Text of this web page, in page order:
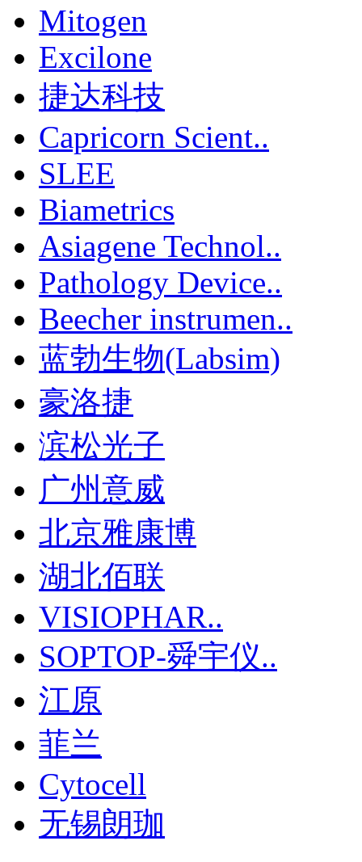
Mitogen
Excilone
捷达科技
Capricorn Scient..
SLEE
Biametrics
Asiagene Technol..
Pathology Device..
Beecher instrumen..
蓝勃生物(Labsim)
豪洛捷
滨松光子
广州意威
北京雅康博
湖北佰联
VISIOPHAR..
SOPTOP-舜宇仪..
江原
菲兰
Cytocell
无锡朗珈